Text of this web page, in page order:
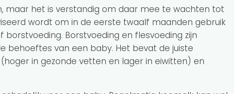
maar het is verstandig om daar mee te wachten tot
wordt om in de eerste twaalf maanden gebruik
Borstvoeding en flesvoeding zijn
behoeftes van een baby. Het bevat de juiste
in gezonde vetten en lager in eiwitten) en